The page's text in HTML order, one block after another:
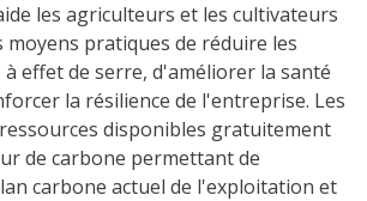
les agriculteurs et les cultivateurs
moyens pratiques de réduire les
à effet de serre, d'améliorer la santé
la résilience de l'entreprise. Les
disponibles gratuitement
de carbone permettant de
carbone actuel de l'exploitation et